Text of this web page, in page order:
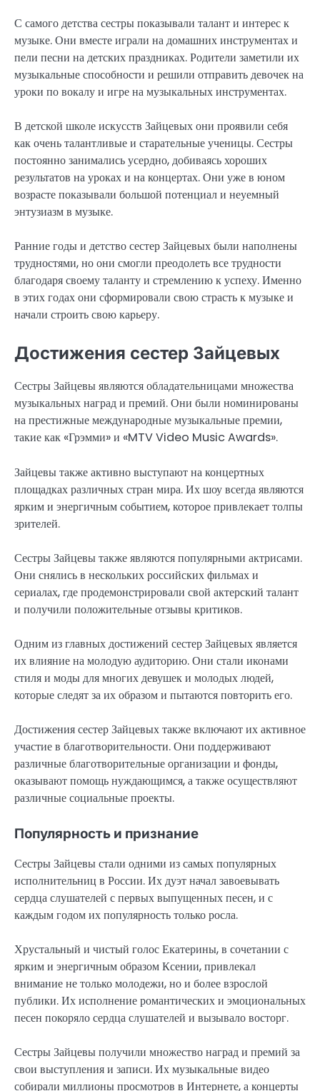
С самого детства сестры показывали талант и интерес к
музыке. Они вместе играли на домашних инструментах и
пели песни на детских праздниках. Родители заметили их
музыкальные способности и решили отправить девочек на
уроки по вокалу и игре на музыкальных инструментах.
В детской школе искусств Зайцевых они проявили себя
как очень талантливые и старательные ученицы. Сестры
постоянно занимались усердно, добиваясь хороших
результатов на уроках и на концертах. Они уже в юном
возрасте показывали большой потенциал и неуемный
энтузиазм в музыке.
Ранние годы и детство сестер Зайцевых были наполнены
трудностями, но они смогли преодолеть все трудности
благодаря своему таланту и стремлению к успеху. Именно
в этих годах они сформировали свою страсть к музыке и
начали строить свою карьеру.
Достижения сестер Зайцевых
Сестры Зайцевы являются обладательницами множества
музыкальных наград и премий. Они были номинированы
на престижные международные музыкальные премии,
такие как «Грэмми» и «MTV Video Music Awards».
Зайцевы также активно выступают на концертных
площадках различных стран мира. Их шоу всегда являются
ярким и энергичным событием, которое привлекает толпы
зрителей.
Сестры Зайцевы также являются популярными актрисами.
Они снялись в нескольких российских фильмах и
сериалах, где продемонстрировали свой актерский талант
и получили положительные отзывы критиков.
Одним из главных достижений сестер Зайцевых является
их влияние на молодую аудиторию. Они стали иконами
стиля и моды для многих девушек и молодых людей,
которые следят за их образом и пытаются повторить его.
Достижения сестер Зайцевых также включают их активное
участие в благотворительности. Они поддерживают
различные благотворительные организации и фонды,
оказывают помощь нуждающимся, а также осуществляют
различные социальные проекты.
Популярность и признание
Сестры Зайцевы стали одними из самых популярных
исполнительниц в России. Их дуэт начал завоевывать
сердца слушателей с первых выпущенных песен, и с
каждым годом их популярность только росла.
Хрустальный и чистый голос Екатерины, в сочетании с
ярким и энергичным образом Ксении, привлекал
внимание не только молодежи, но и более взрослой
публики. Их исполнение романтических и эмоциональных
песен покоряло сердца слушателей и вызывало восторг.
Сестры Зайцевы получили множество наград и премий за
свои выступления и записи. Их музыкальные видео
собирали миллионы просмотров в Интернете, а концерты